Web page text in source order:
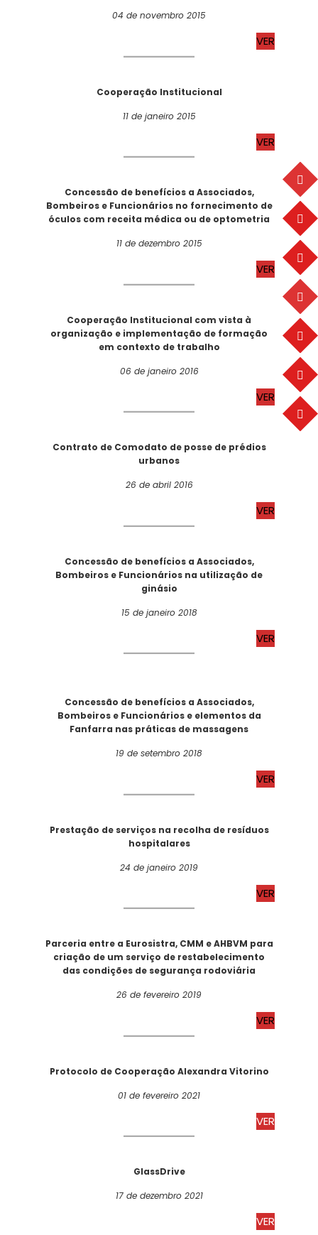
04 de novembro 2015
VER
Cooperação Institucional
11 de janeiro 2015
VER
Concessão de benefícios a Associados,
Bombeiros e Funcionários no fornecimento de
óculos com receita médica ou de optometria
11 de dezembro 2015
VER
Cooperação Institucional com vista à
organização e implementação de formação
em contexto de trabalho
06 de janeiro 2016
VER
Contrato de Comodato de posse de prédios
urbanos
26 de abril 2016
VER
Concessão de benefícios a Associados,
Bombeiros e Funcionários na utilização de
ginásio
15 de janeiro 2018
VER
Concessão de benefícios a Associados,
Bombeiros e Funcionários e elementos da
Fanfarra nas práticas de massagens
19 de setembro 2018
VER
Prestação de serviços na recolha de resíduos
hospitalares
24 de janeiro 2019
VER
Parceria entre a Eurosistra, CMM e AHBVM para
criação de um serviço de restabelecimento
das condições de segurança rodoviária
26 de fevereiro 2019
VER
Protocolo de Cooperação Alexandra Vitorino
01 de fevereiro 2021
VER
GlassDrive
17 de dezembro 2021
VER